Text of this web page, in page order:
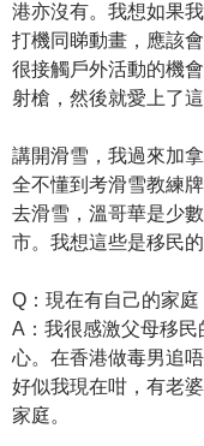
港亦沒有。我想如果
打機同睇動畫，應該
很接觸戶外活動的機
射槍，然後就愛上了這
講開滑雪，我過來加
全不懂到考滑雪教練
去滑雪，溫哥華是少
市。我想這些是移民的
Q：現在有自己的家
A：我很感激父母移
心。在香港做毒男追
好似我現在咁，有老
家庭。